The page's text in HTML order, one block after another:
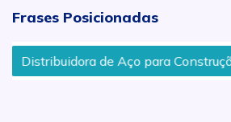
Frases Posicionadas
Distribuidora de Aço para Construção